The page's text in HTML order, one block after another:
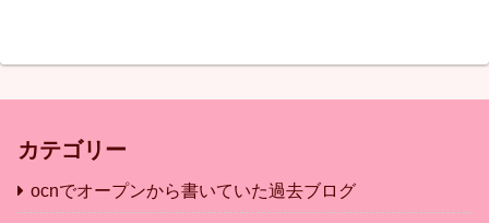
カテゴリー
ocnでオープンから書いていた過去ブログ